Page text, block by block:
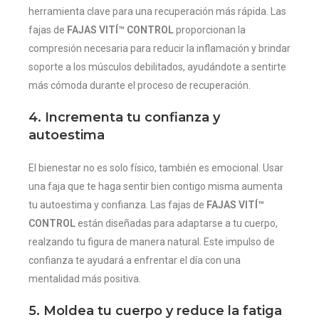
herramienta clave para una recuperación más rápida. Las
fajas de FAJAS VITÍ™ CONTROLproporcionan la
compresión necesaria para reducir la inflamación y brindar
soporte a los músculos debilitados, ayudándote a sentirte
más cómoda durante el proceso de recuperación.
4. Incrementa tu confianza y
autoestima
El bienestar no es solo físico, también es emocional. Usar
una faja que te haga sentir bien contigo misma aumenta
tu autoestima y confianza. Las fajas de FAJAS VITÍ™
CONTROLestán diseñadas para adaptarse a tu cuerpo,
realzando tu figura de manera natural. Este impulso de
confianza te ayudará a enfrentar el día con una
mentalidad más positiva.
5. Moldea tu cuerpo y reduce la fatiga